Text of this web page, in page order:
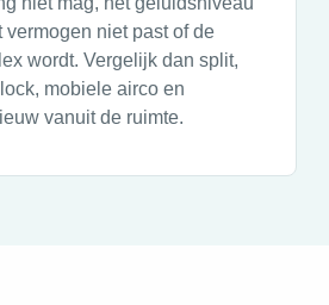
vermogen niet past of de
wordt. Vergelijk dan split,
mobiele airco en
vanuit de ruimte.